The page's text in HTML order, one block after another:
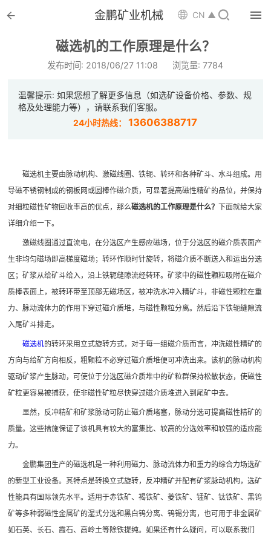
 金鹏矿业机械 CN ▲ 
磁选机的工作原理是什么？
发布时间: 2018/06/27 11:08 浏览量: 7784
温馨提示: 如果您想了解更多信息（如选矿设备价格、参数、规
格及处理能力等），请联系我们客服。
24小时热线：13606388717
磁选机主要由脉动机构、激磁线圈、铁轭、转环和各种矿斗、水斗组成。用
导磁不锈钢制成的钢板网或圆棒作磁介质，可显著提高磁性精矿的品位，并保持
对细粒磁性矿物回收率高的优点，那么磁选机的工作原理是什么？
下面就给大家
详细介绍一下。
激磁线圈通过直流电，在分选区产生感应磁场，位于分选区的磁介质表面产
生非均匀磁场即高梯度磁场；转环作顺时针旋转，将磁介质不断送入和运出分选
区；矿浆从给矿斗给入，沿上铁轭缝隙流经转环。矿浆中的磁性颗粒吸附在磁介
质棒表面上，被转环带至顶部无磁场区，被冲洗水冲入精矿斗，非磁性颗粒在重
力、脉动流体力的作用下穿过磁介质堆，与磁性颗粒分离。然后沿下铁轭缝隙流
入尾矿斗排走。
磁选机的转环采用立式旋转方式，对于每一组磁介质而言，冲洗磁性精矿的
方向与给矿方向相反，粗颗粒不必穿过磁介质堆便可冲洗出来。该机的脉动机构
驱动矿浆产生脉动，可使位于分选区磁介质堆中的矿粒群保持松散状态，使磁性
矿粒更容易被捕获，使非磁性矿粒尽快穿过磁介质堆进入到尾矿中去。
显然，反冲精矿和矿浆脉动可防止磁介质堵塞，脉动分选可提高磁性精矿的
质量。这些措施保证了该机具有较大的富集比、较高的分选效率和较强的适应能
力。
金鹏集团生产的磁选机是一种利用磁力、脉动流体力和重力的综合力场选矿
的新型工业设备。其特点是转换立式旋转，反冲精矿并配有矿浆脉动机构，选矿
性能具有国际领先水平。适用于赤铁矿、褐铁矿、菱铁矿、锰矿、钛铁矿、黑钨
矿等多种弱磁性金属矿的湿式分选和黑白钨分离、钨锡分离，也可用于非金属矿
如石英、长石、霞石、高岭土等除铁提纯。如果还有什么疑问，可以联系我们

 选矿设备
 配件耗材

 案例中心
 服务体系
 新闻中心
 矿山设计院
 选矿实验室
 关于金鹏
发展历程
 联系我们